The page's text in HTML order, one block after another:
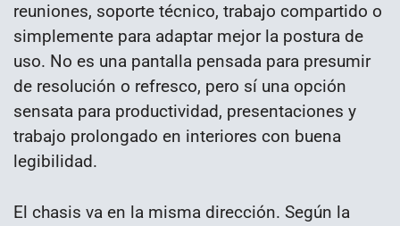
reuniones, soporte técnico, trabajo compartido o
simplemente para adaptar mejor la postura de
uso. No es una pantalla pensada para presumir
de resolución o refresco, pero sí una opción
sensata para productividad, presentaciones y
trabajo prolongado en interiores con buena
legibilidad.
El chasis va en la misma dirección. Según la